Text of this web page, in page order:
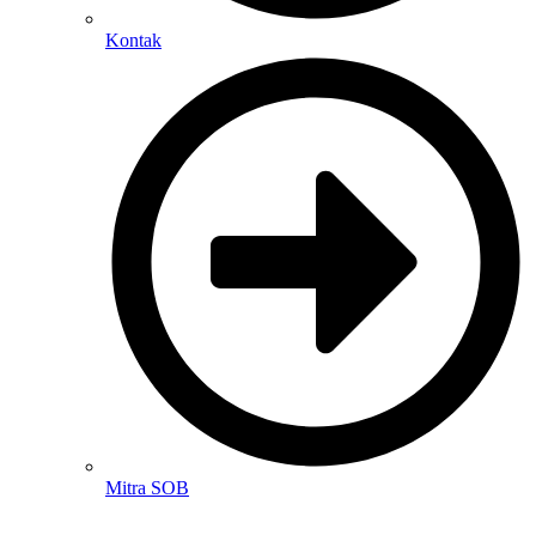
Kontak
Mitra SOB